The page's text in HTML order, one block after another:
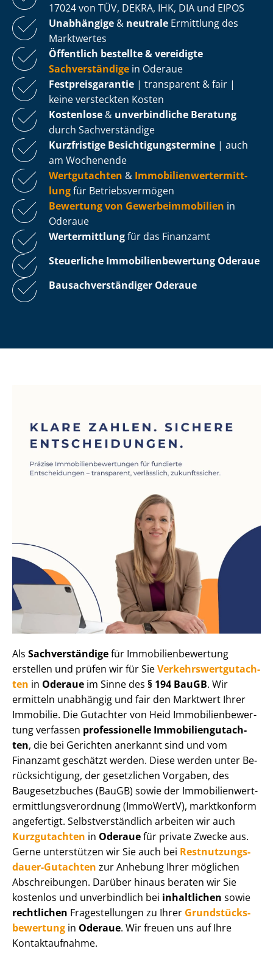
17024 von TÜV, DEKRA, IHK, DIA und EIPOS
Unabhängige & neutrale Ermittlung des
Marktwertes
Öffentlich bestellte & vereidigte
Sachverständige in Oderaue
Fest­preis­ga­ran­tie | transparent & fair |
keine versteckten Kosten
Kostenlose & unverbindliche Beratung
durch Sachverständige
Kurzfristige Be­sich­ti­gungs­ter­mi­ne | auch
am Wochenende
Wertgutachten & Im­mo­bi­li­en­wert­ermitt­
lungfür Be­triebs­ver­mö­gen
Bewertung von Ge­wer­be­im­mo­bi­li­en in
Oderaue
Wertermittlungfür das Finanzamt
Steuerliche Im­mo­bi­li­en­be­wer­tung Oderaue
Bau­sach­ver­stän­di­ger Oderaue
Als Sachverständigefür Im­mo­bi­li­en­be­wer­tung
erstellen und prüfen wir für SieVer­kehrs­wert­gut­ach­
ten in Oderaue im Sinne des § 194 BauGB. Wir
ermitteln unabhängig und fair den Marktwert Ihrer
Immobilie. Die Gutachter von Heid Im­mo­bi­li­en­be­wer­
tung verfassen professionelle Im­mo­bi­li­en­gut­ach­
ten, die bei Gerichten anerkannt sind und vom
Finanzamt geschätzt werden. Diese werden unter Be­
rück­sich­ti­gung, der gesetzlichen Vorgaben, des
Baugesetzbuches (BauGB) sowie der Im­mo­bi­li­en­wert­
ermitt­lungs­ver­ord­nung (ImmoWertV), marktkonform
angefertigt. Selbst­ver­ständ­lich arbeiten wir auch
Kurzgutachten in Oderauefür private Zwecke aus.
Gerne unterstützen wir Sie auch bei Rest­nut­zungs­
dau­er-Gutachten zur Anhebung Ihrer möglichen
Abschreibungen. Darüber hinaus beraten wir Sie
kostenlos und unverbindlich bei inhaltlichen sowie
rechtlichen Fragestellungen zu Ihrer Grund­stücks­
be­wer­tung in Oderaue. Wir freuen uns auf Ihre
Kontaktaufnahme.